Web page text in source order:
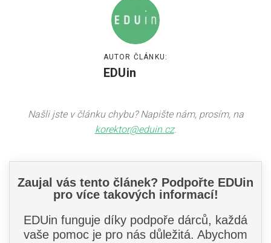
AUTOR ČLÁNKU:
EDUin
Našli jste v článku chybu? Napište nám, prosím, na
korektor@eduin.cz.